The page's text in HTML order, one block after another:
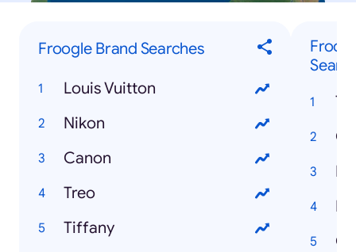
Froogle Brand Searches
Louis Vuitton
Nikon
Canon
Treo
Tiffany